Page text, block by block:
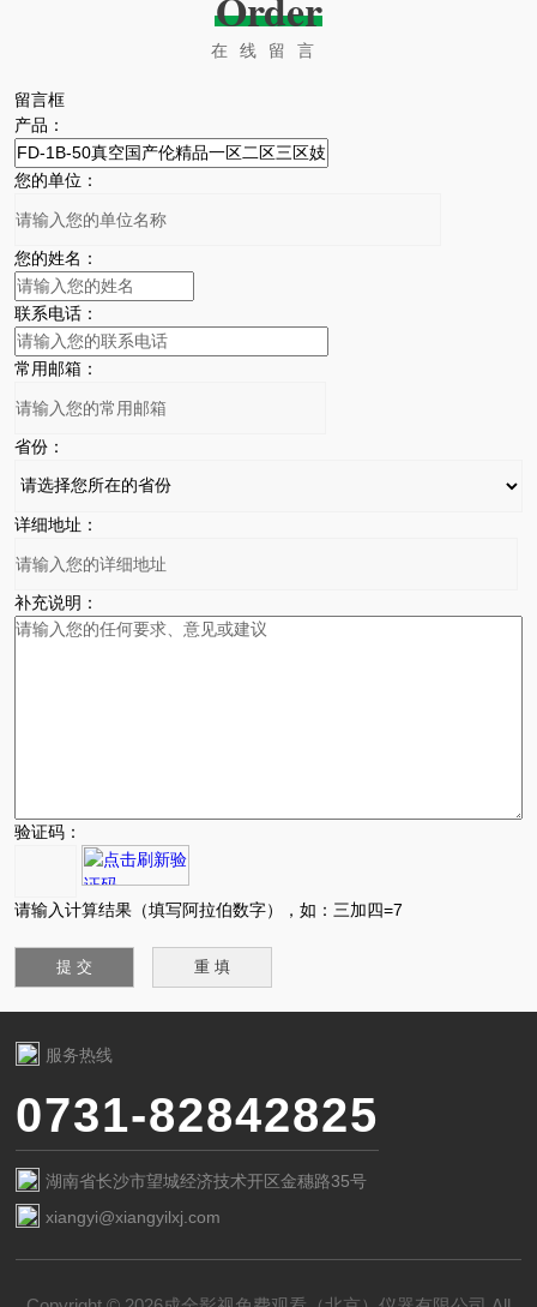
在线留言
留言框
产品：
您的单位：
您的姓名：
联系电话：
常用邮箱：
省份：
详细地址：
补充说明：
验证码：
请输入计算结果（填写阿拉伯数字），如：三加四=7
服务热线
0731-82842825
湖南省长沙市望城经济技术开区金穗路35号
xiangyi@xiangyilxj.com